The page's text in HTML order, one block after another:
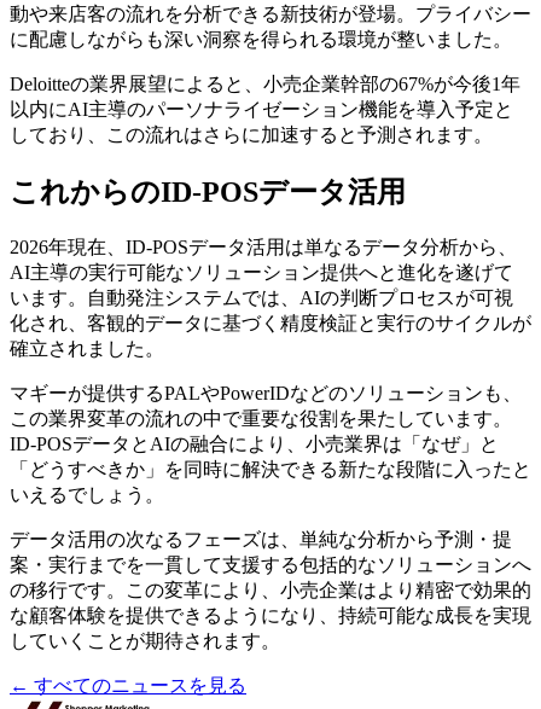
動や来店客の流れを分析できる新技術が登場。プライバシー
に配慮しながらも深い洞察を得られる環境が整いました。
Deloitteの業界展望によると、小売企業幹部の67%が今後1年
以内にAI主導のパーソナライゼーション機能を導入予定と
しており、この流れはさらに加速すると予測されます。
これからのID-POSデータ活用
2026年現在、ID-POSデータ活用は単なるデータ分析から、
AI主導の実行可能なソリューション提供へと進化を遂げて
います。自動発注システムでは、AIの判断プロセスが可視
化され、客観的データに基づく精度検証と実行のサイクルが
確立されました。
マギーが提供するPALやPowerIDなどのソリューションも、
この業界変革の流れの中で重要な役割を果たしています。
ID-POSデータとAIの融合により、小売業界は「なぜ」と
「どうすべきか」を同時に解決できる新たな段階に入ったと
いえるでしょう。
データ活用の次なるフェーズは、単純な分析から予測・提
案・実行までを一貫して支援する包括的なソリューションへ
の移行です。この変革により、小売企業はより精密で効果的
な顧客体験を提供できるようになり、持続可能な成長を実現
していくことが期待されます。
← すべてのニュースを見る